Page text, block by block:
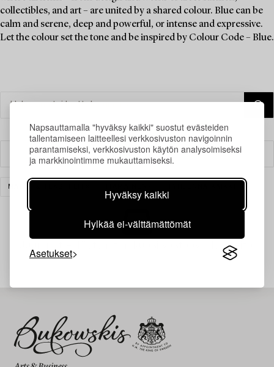
Napsauttamalla "hyväksy kaikki" suostut evästeiden
tallentamiseen laitteellesi verkkosivuston navigoinnin
parantamiseksi, verkkosivuston käytön analysoimiseksi
ja markkinointimme mukauttamiseksi.
Hyväksy kaikki
Hylkää ei-välttämättömät
Asetukset
collectibles, and art – are united by a shared colour. Blue can be
calm and serene, deep and powerful, or intense and expressive.
Let the colour set the tone and be inspired by Colour Code – Blue.
Suodatin
MATOT & TEKSTIILIT
Juuri nyt ei löytynyt hakuasi vastaavia kohteita.